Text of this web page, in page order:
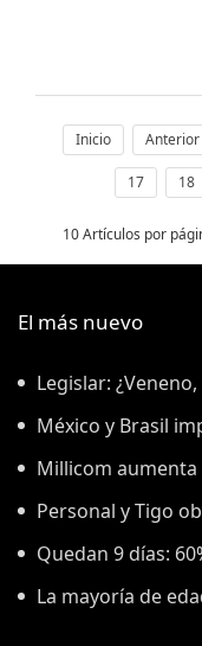
Inicio Anterior
17 18
10 Artículos por
El más nuevo
Legislar:
Artificial?
México y Brasil
en segundo
Millicom aumenta
segundo trimestre
Personal y Tigo
Paraguay
Quedan 9 días:
cumplieron con el
La mayoría de